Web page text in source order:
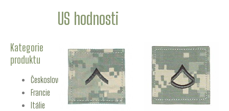
US hodnosti
Kategorie
produktu
Československo
Francie
Itálie